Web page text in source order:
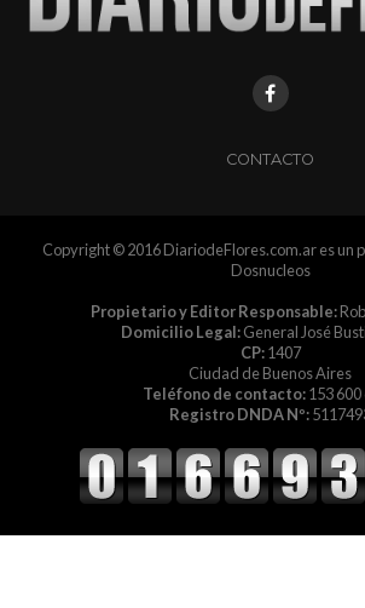
CONTACTO
Copyright © 2016 DiariodeFlores.com.ar es un
Dosnucleos
Propietario y Editor Responsable:
Domicilio Legal:General José
CP:1407
Ciudad de Buenos Aires
Teléfono de contacto:153
Registro DNDA Nº: